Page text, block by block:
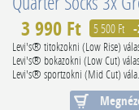
3 990 Ft 5 500 Ft
Levi's® titokzokni (Low Rise)
Levi's® bokazokni (Low Cut)
Levi's® sportzokni (Mid Cut)